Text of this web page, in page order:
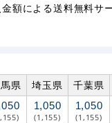
額による送料無料サ
県 埼玉県 千葉県
1,050
(1,155)
1,050
(1,155)